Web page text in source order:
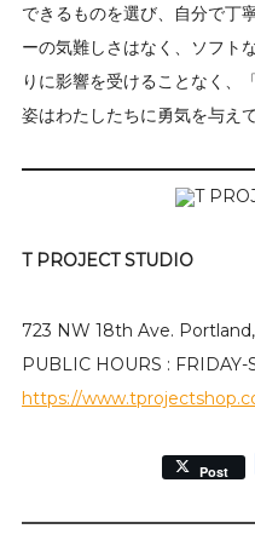
できるものを選び、自分で丁
ーの気難しさはなく、ソフト
りに影響を受けることなく、
姿はわたしたちに勇気を与え
T PROJECT STUDIO
723 NW 18th Ave.
PUBLIC HOURS : FRIDAY-
https://
Post